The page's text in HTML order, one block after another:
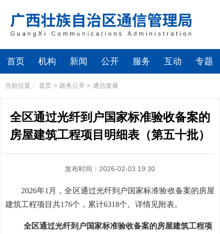
首页 机构 新闻 公开 服务 互动 专题
当前位置： 首页 > 政务公开 > 通信发展
全区通过光纤到户国家标准验收备案的
房屋建筑工程项目明细表（第五十批）
发布时间：2026-02-03 19:30
2026年1月，全区通过光纤到户国家标准验收备案的房屋
建筑工程项目共176个，累计6318个。详情见附表。
全区通过光纤到户国家标准验收备案的房屋建筑工程项